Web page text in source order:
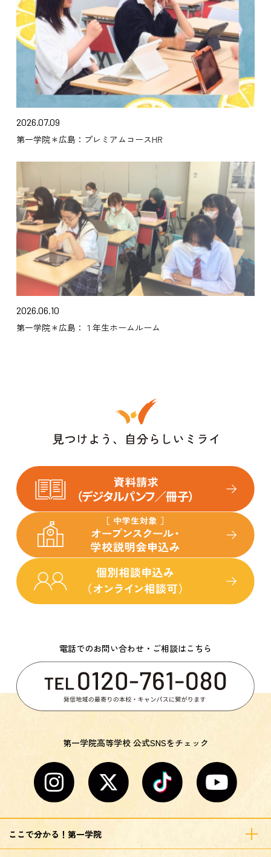
2026.07.09
第一学院＊広島：プレミアムコースHR
2026.06.10
第一学院＊広島：１年生ホームルーム
電話でのお問い合わせ・ご相談はこちら
第一学院高等学校 公式SNSをチェック
ここで分かる！第一学院